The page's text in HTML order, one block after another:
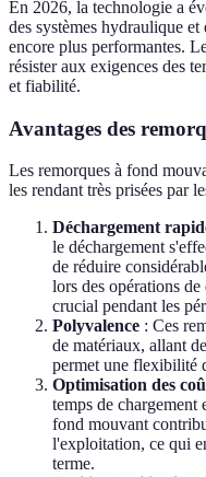
En 2026, la technologie a
des systèmes hydraulique
encore plus performantes.
résister aux exigences des
et fiabilité.
Avantages des
Les remorques à fond
les rendant très prisées par
Déchargement
le déchargement
de réduire
lors des opérations
crucial pendant les
Polyvalence : Ces
de matériaux, allant
permet une flexibilité
Optimisation des
temps de chargement
fond mouvant
l'exploitation, ce qui
terme.